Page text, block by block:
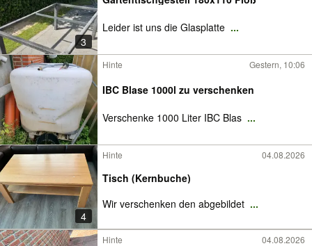
3
Leider ist uns die Glasplatte ...
Hinte Gestern, 10:06
IBC Blase 1000l zu verschenken
Verschenke 1000 Liter IBC Blas ...
4
Hinte 04.08.2026
Tisch (Kernbuche)
Wir verschenken den abgebildet ...
Hinte 04.08.2026